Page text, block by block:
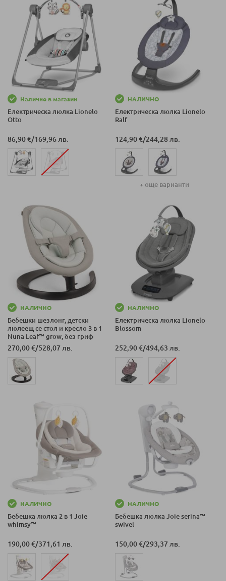
Налично в магазин
Електрическа люлка Lionelo
Otto
86,90 €/169,96 лв.
НАЛИЧНО
Електрическа люлка Lionelo
Ralf
124,90 €/244,28 лв.
+ още варианти
НАЛИЧНО
Бебешки шезлонг, детски
люлеещ се стол и кресло 3 в 1
Nuna Leaf™ grow, без гриф
270,00 €/528,07 лв.
НАЛИЧНО
Електрическа люлка Lionelo
Blossom
252,90 €/494,63 лв.
НАЛИЧНО
Бебешка люлка 2 в 1 Joie
whimsy™
190,00 €/371,61 лв.
НАЛИЧНО
Бебешка люлка Joie serina™
swivel
150,00 €/293,37 лв.